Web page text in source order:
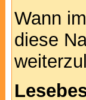
Wann
diese